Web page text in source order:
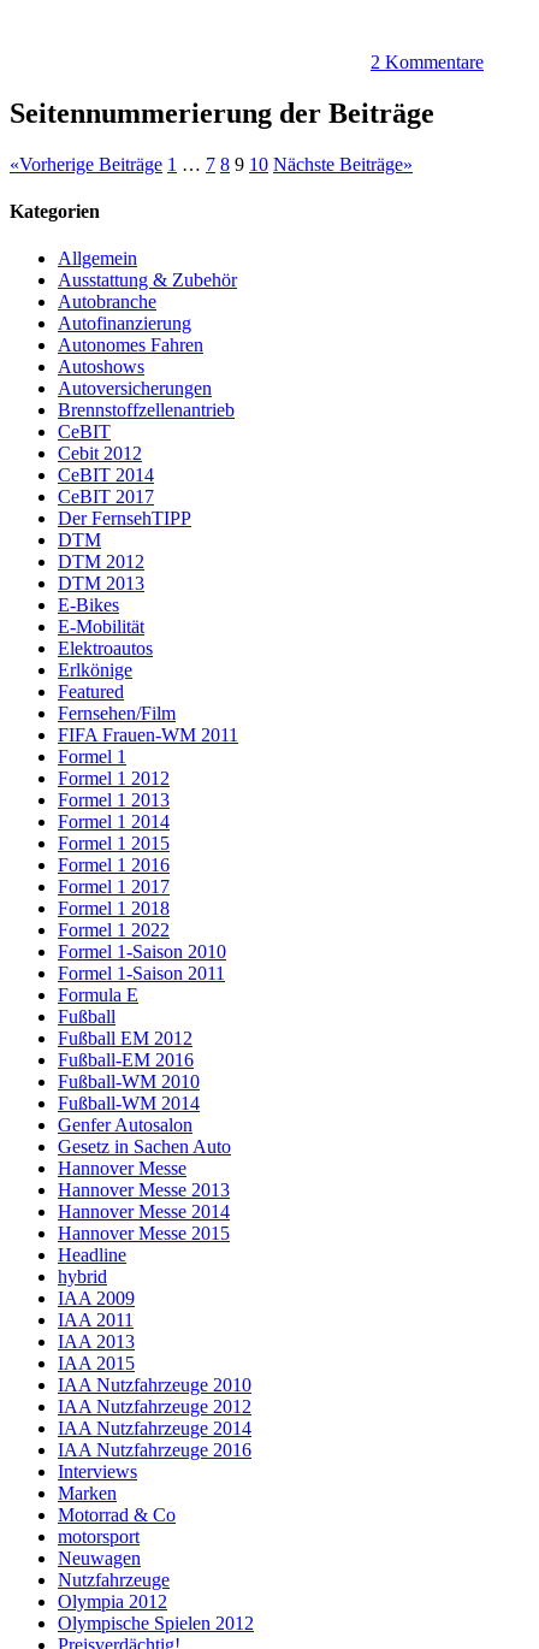
2 Kommentare
Seitennummerierung der Beiträge
«Vorherige Beiträge 1 … 7 8 9 10 Nächste Beiträge»
Kategorien
Allgemein
Ausstattung & Zubehör
Autobranche
Autofinanzierung
Autonomes Fahren
Autoshows
Autoversicherungen
Brennstoffzellenantrieb
CeBIT
Cebit 2012
CeBIT 2014
CeBIT 2017
Der FernsehTIPP
DTM
DTM 2012
DTM 2013
E-Bikes
E-Mobilität
Elektroautos
Erlkönige
Featured
Fernsehen/Film
FIFA Frauen-WM 2011
Formel 1
Formel 1 2012
Formel 1 2013
Formel 1 2014
Formel 1 2015
Formel 1 2016
Formel 1 2017
Formel 1 2018
Formel 1 2022
Formel 1-Saison 2010
Formel 1-Saison 2011
Formula E
Fußball
Fußball EM 2012
Fußball-EM 2016
Fußball-WM 2010
Fußball-WM 2014
Genfer Autosalon
Gesetz in Sachen Auto
Hannover Messe
Hannover Messe 2013
Hannover Messe 2014
Hannover Messe 2015
Headline
hybrid
IAA 2009
IAA 2011
IAA 2013
IAA 2015
IAA Nutzfahrzeuge 2010
IAA Nutzfahrzeuge 2012
IAA Nutzfahrzeuge 2014
IAA Nutzfahrzeuge 2016
Interviews
Marken
Motorrad & Co
motorsport
Neuwagen
Nutzfahrzeuge
Olympia 2012
Olympische Spielen 2012